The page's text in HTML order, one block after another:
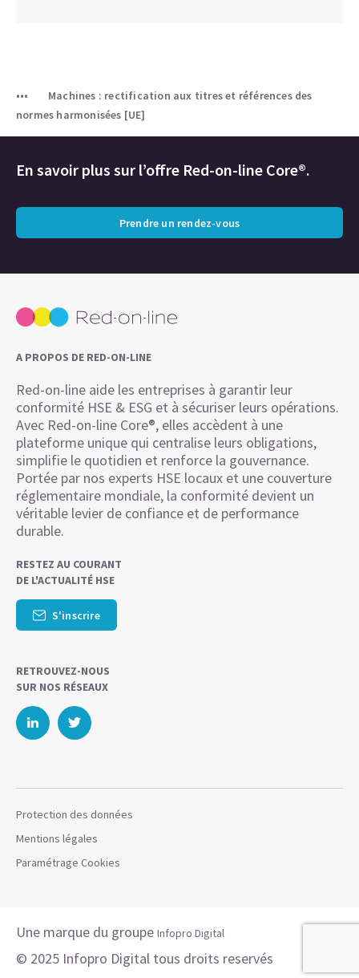
Machines : rectification aux titres et références des
normes harmonisées [UE]
En savoir plus sur l’offre Red-on-line Core®.
Prendre un rendez-vous
A PROPOS DE RED-ON-LINE
Red-on-line aide les entreprises à garantir leur
conformité HSE & ESG et à sécuriser leurs opérations.
Avec Red-on-line Core®, elles accèdent à une
plateforme unique qui centralise leurs obligations,
simplifie le quotidien et renforce la gouvernance.
Portée par nos experts HSE locaux et une couverture
réglementaire mondiale, la conformité devient un
véritable levier de confiance et de performance
durable.
RESTEZ AU COURANT
DE L'ACTUALITÉ HSE
S'inscrire
RETROUVEZ-NOUS
SUR NOS RÉSEAUX
Protection des données
Mentions légales
Paramétrage Cookies
Une marque du groupe Infopro Digital
© 2025 Infopro Digital tous droits reservés